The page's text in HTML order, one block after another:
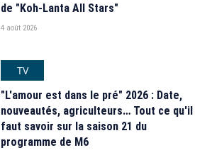
de "Koh-Lanta All Stars"
4 août 2026
TV
"L'amour est dans le pré" 2026 : Date,
nouveautés, agriculteurs… Tout ce qu'il
faut savoir sur la saison 21 du
programme de M6